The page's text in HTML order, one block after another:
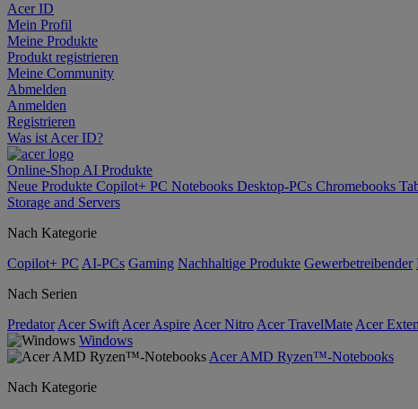
Acer ID
Mein Profil
Meine Produkte
Produkt registrieren
Meine Community
Abmelden
Anmelden
Registrieren
Was ist Acer ID?
Online-Shop AI Produkte
Neue Produkte Copilot+ PC Notebooks Desktop-PCs Chromebooks
Storage and Servers
Nach Kategorie
Copilot+ PC AI-PCs Gaming Nachhaltige Produkte Gewerbetreibender
Nach Serien
Predator Acer Swift Acer Aspire Acer Nitro Acer TravelMate Acer
Windows
Acer AMD Ryzen™-Notebooks
Nach Kategorie